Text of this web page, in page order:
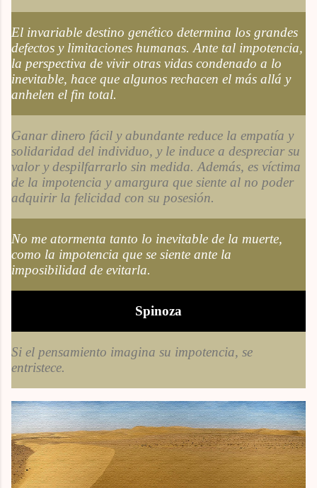
El invariable destino genético determina los grandes
defectos y limitaciones humanas. Ante tal impotencia,
la perspectiva de vivir otras vidas condenado a lo
inevitable, hace que algunos rechacen el más allá y
anhelen el fin total.
Ganar dinero fácil y abundante reduce la empatía y
solidaridad del individuo, y le induce a despreciar su
valor y despilfarrarlo sin medida. Además, es víctima
de la impotencia y amargura que siente al no poder
adquirir la felicidad con su posesión.
No me atormenta tanto lo inevitable de la muerte,
como la impotencia que se siente ante la
imposibilidad de evitarla.
Spinoza
Si el pensamiento imagina su impotencia, se
entristece.